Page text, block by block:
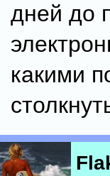
дней до
какими